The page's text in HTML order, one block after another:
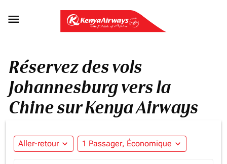

Réservez des vols
Johannesburg vers la
Chine sur Kenya Airways
Aller-retour expand_more 1 Passager, Économique expand_more